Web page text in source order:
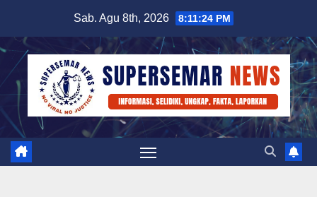
content
Sab. Agu 8th, 2026 8:11:25 PM